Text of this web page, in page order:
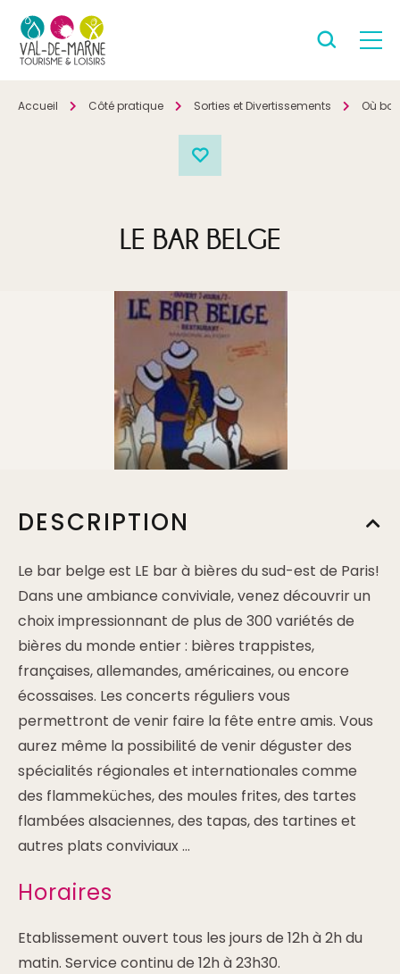
Accueil Côté pratique Sorties et Divertissements Où
LE BAR BELGE
DESCRIPTION
Le bar belge est LE bar à bières du sud-est de Paris!
Dans une ambiance conviviale, venez découvrir un
choix impressionnant de plus de 300 variétés de
bières du monde entier : bières trappistes,
françaises, allemandes, américaines, ou encore
écossaises. Les concerts réguliers vous
permettront de venir faire la fête entre amis. Vous
aurez même la possibilité de venir déguster des
spécialités régionales et internationales comme
des flammeküches, des moules frites, des tartes
flambées alsaciennes, des tapas, des tartines et
autres plats conviviaux ...
Horaires
Etablissement ouvert tous les jours de 12h à 2h du
matin. Service continu de 12h à 23h30.